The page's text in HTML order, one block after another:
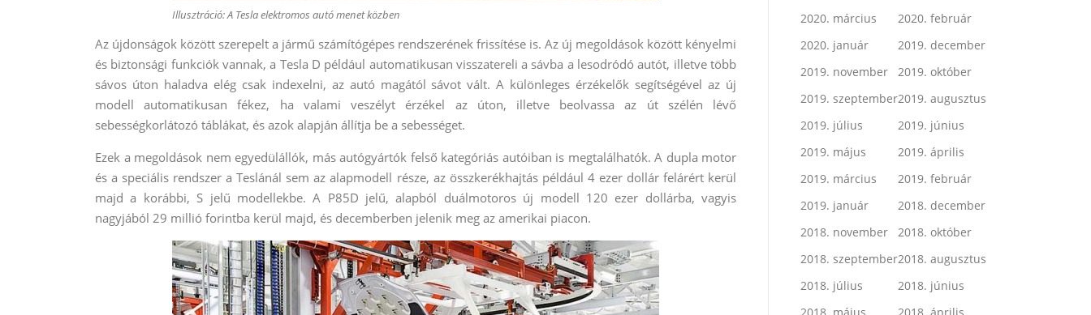
Illusztráció: A Tesla elektromos autó menet közben
Az újdonságok között szerepelt a jármű számítógépes rendszerének frissítése is. Az új megoldások között kényelmi
és biztonsági funkciók vannak, a Tesla D például automatikusan visszatereli a sávba a lesodródó autót, illetve több
sávos úton haladva elég csak indexelni, az autó magától sávot vált. A különleges érzékelők segítségével az új
modell automatikusan fékez, ha valami veszélyt érzékel az úton, illetve beolvassa az út szélén lévő
sebességkorlátozó táblákat, és azok alapján állítja be a sebességet.
Ezek a megoldások nem egyedülállók, más autógyártók felső kategóriás autóiban is megtalálhatók. A dupla motor
és a speciális rendszer a Teslánál sem az alapmodell része, az összkerékhajtás például 4 ezer dollár felárért kerül
majd a korábbi, S jelű modellekbe. A P85D jelű, alapból duálmotoros új modell 120 ezer dollárba, vagyis
nagyjából 29 millió forintba kerül majd, és decemberben jelenik meg az amerikai piacon.
2020. március
2020. február
2020. január
2019. december
2019. november
2019. október
2019. szeptember2019. augusztus
2019. július
2019. június
2019. május
2019. április
2019. március
2019. február
2019. január
2018. december
2018. november
2018. október
2018. szeptember2018. augusztus
2018. július
2018. június